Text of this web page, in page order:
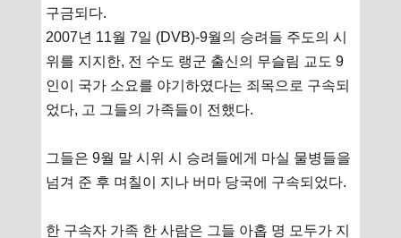
구금되다.
2007년 11월 7일 (DVB)-9월의 승려들 주도의 시
위를 지지한, 전 수도 랭군 출신의 무슬림 교도 9
인이 국가 소요를 야기하였다는 죄목으로 구속되
었다, 고 그들의 가족들이 전했다.
그들은 9월 말 시위 시 승려들에게 마실 물병들을
넘겨 준 후 며칠이 지나 버마 당국에 구속되었다.
한 구속자 가족 한 사람은 그들 아홉 명 모두가 지